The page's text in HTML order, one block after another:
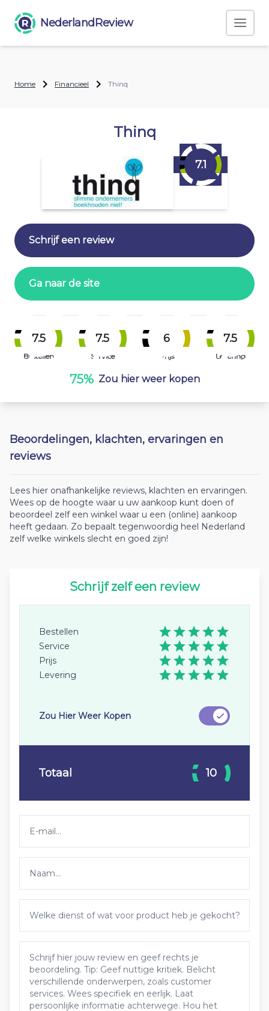
NederlandReview
Home Financieel Thinq
Thinq
7.1
Schrijf een review
Ga naar de site
7.5
Bestellen
7.5
Service
6
Prijs
7.5
Levering
75% Zou hier weer kopen
Beoordelingen, klachten, ervaringen en
reviews
Lees hier onafhankelijke reviews, klachten en ervaringen.
Wees op de hoogte waar u uw aankoop kunt doen of
beoordeel zelf een winkel waar u een (online) aankoop
heeft gedaan. Zo bepaalt tegenwoordig heel Nederland
zelf welke winkels slecht en goed zijn!
Schrijf zelf een review
Bestellen
Service
Prijs
Levering
Zou Hier Weer Kopen
Totaal 10